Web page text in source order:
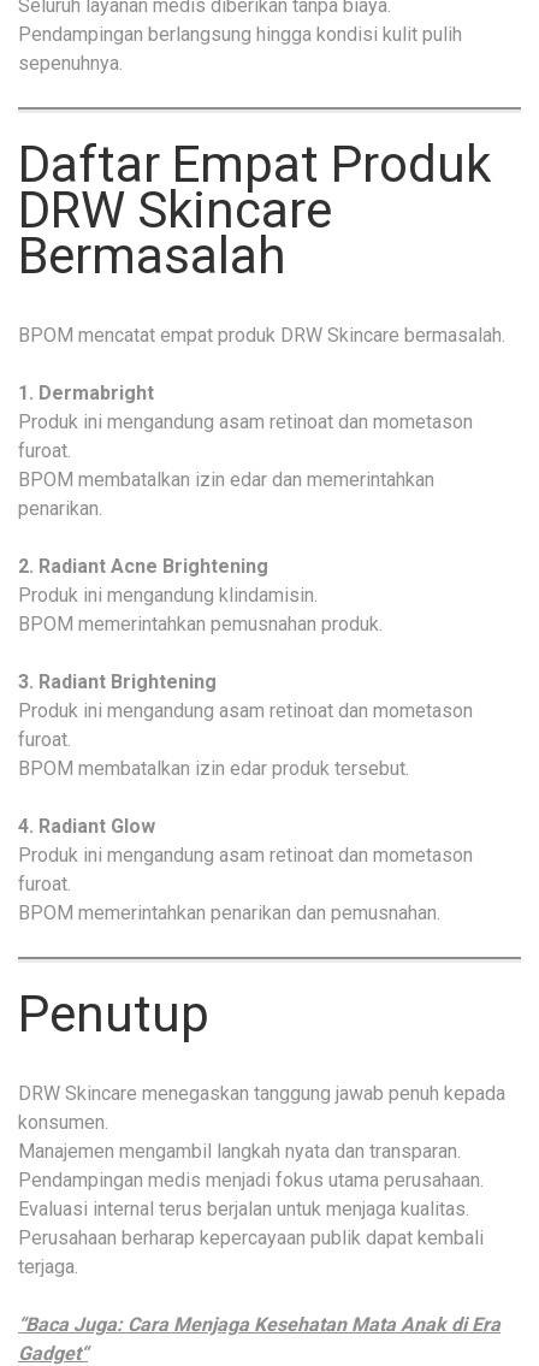
Seluruh layanan medis diberikan tanpa biaya.
Pendampingan berlangsung hingga kondisi kulit pulih
sepenuhnya.
Daftar Empat Produk
DRW Skincare
Bermasalah
BPOM mencatat empat produk DRW Skincare bermasalah.
1. Dermabright
Produk ini mengandung asam retinoat dan mometason
furoat.
BPOM membatalkan izin edar dan memerintahkan
penarikan.
2. Radiant Acne Brightening
Produk ini mengandung klindamisin.
BPOM memerintahkan pemusnahan produk.
3. Radiant Brightening
Produk ini mengandung asam retinoat dan mometason
furoat.
BPOM membatalkan izin edar produk tersebut.
4. Radiant Glow
Produk ini mengandung asam retinoat dan mometason
furoat.
BPOM memerintahkan penarikan dan pemusnahan.
Penutup
DRW Skincare menegaskan tanggung jawab penuh kepada
konsumen.
Manajemen mengambil langkah nyata dan transparan.
Pendampingan medis menjadi fokus utama perusahaan.
Evaluasi internal terus berjalan untuk menjaga kualitas.
Perusahaan berharap kepercayaan publik dapat kembali
terjaga.
“Baca Juga: Cara Menjaga Kesehatan Mata Anak di Era
Gadget“